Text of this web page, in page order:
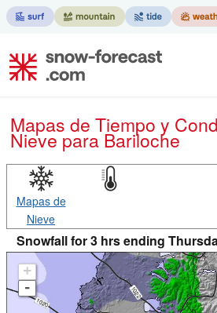
Mapas de Tiempo y Condiciones de
Nievepara Bariloche
Mapas de
Nieve
Snowfall for 3 hrs ending
+
-